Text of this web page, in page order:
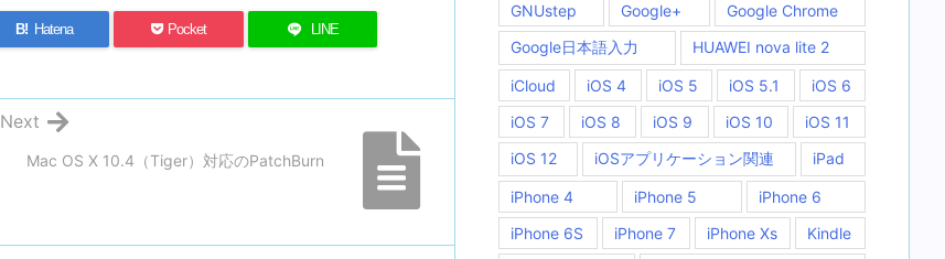
B! Hatena Pocket LINE
Mac OS X 10.4（Tiger）対応のPatchBurn
Next
GNUstep
Google+
Google Chrome
Google日本語入力
HUAWEI nova lite 2
iCloud iOS 4 iOS 5 iOS 5.1
iOS 6
iOS 7
iOS 8 iOS 9 iOS 10
iOS 11
iOS 12
iOSアプリケーション関連 iPad
iPhone 4 iPhone 5
iPhone 6
iPhone 6S
iPhone 7 iPhone Xs
Kindle